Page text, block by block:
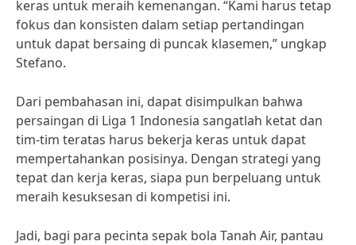
keras untuk meraih kemenangan. “Kami harus tetap
fokus dan konsisten dalam setiap pertandingan
untuk dapat bersaing di puncak klasemen,” ungkap
Stefano.
Dari pembahasan ini, dapat disimpulkan bahwa
persaingan di Liga 1 Indonesia sangatlah ketat dan
tim-tim teratas harus bekerja keras untuk dapat
mempertahankan posisinya. Dengan strategi yang
tepat dan kerja keras, siapa pun berpeluang untuk
meraih kesuksesan di kompetisi ini.
Jadi, bagi para pecinta sepak bola Tanah Air, pantau